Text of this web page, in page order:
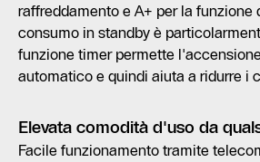
raffreddamento e A+ per la funzione
consumo in standby è
funzione timer permette
automatico e quindi aiuta a ridurre i
Elevata comodità d'uso da
Facile funzionamento tramite